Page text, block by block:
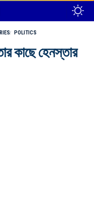
POLITICS
কাছে হেনস্তার